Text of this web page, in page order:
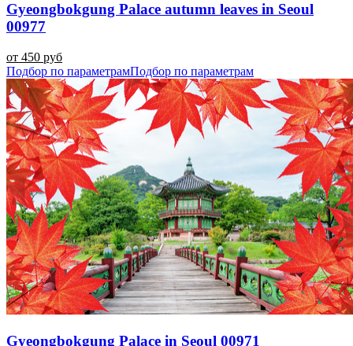
Gyeongbokgung Palace autumn leaves in Seoul
00977
от 450 руб
Подбор по параметрамПодбор по параметрам
Gyeongbokgung Palace in Seoul 00971